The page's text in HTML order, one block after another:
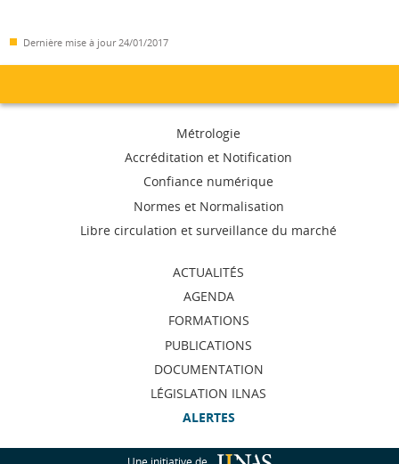
Dernière mise à jour24/01/2017
navigation
Métrologie
Accréditation et Notification
Confiance numérique
Normes et Normalisation
Libre circulation et surveillance du marché
ACTUALITÉS
AGENDA
FORMATIONS
PUBLICATIONS
DOCUMENTATION
LÉGISLATION ILNAS
ALERTES